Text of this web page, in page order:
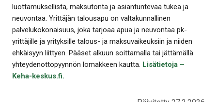
luottamuksellista, maksutonta ja asiantuntevaa tukea ja
neuvontaa. Yrittäjän talousapu on valtakunnallinen
palvelukokonaisuus, joka tarjoaa apua ja neuvontaa pk-
yrittäjille ja yrityksille talous- ja maksuvaikeuksiin ja niiden
ehkäisyyn liittyen. Pääset alkuun soittamalla tai jättämällä
yhteydenottopyynnön lomakkeen kautta. Lisätietoja –
Keha-keskus.fi.